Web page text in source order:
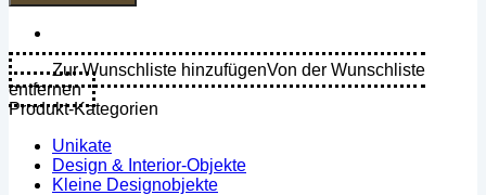
Toit
-
Masai
Mara,
Kenia
Leinwand
Medium
Menge
Zur Wunschliste hinzufügenVon der Wunschliste
entfernen
Produkt-Kategorien
Unikate
Design & Interior-Objekte
Kleine Designobjekte